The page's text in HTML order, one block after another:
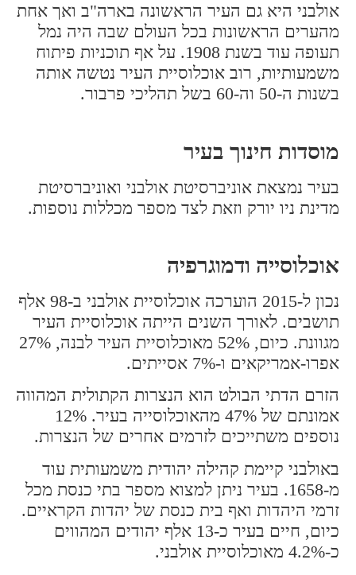
אולבני היא גם העיר הראשונה בארה"ב ואך אחת
מהערים הראשונות בכל העולם שבה היה נמל
תעופה עוד בשנת 1908. על אף תוכניות פיתוח
משמעותיות, רוב אוכלוסיית העיר נטשה אותה
בשנות ה-50 וה-60 בשל תהליכי פרבור.
מוסדות חינוך בעיר
בעיר נמצאת אוניברסיטת אולבני ואוניברסיטת
מדינת ניו יורק וזאת לצד מספר מכללות נוספות.
אוכלוסייה ודמוגרפיה
נכון ל-2015 הוערכה אוכלוסיית אולבני ב-98 אלף
תושבים. לאורך השנים הייתה אוכלוסיית העיר
מגוונת. כיום, 52% מאוכלוסיית העיר לבנה, 27%
אפרו-אמריקאים ו-7% אסייתים.
הזרם הדתי הבולט הוא הנצרות הקתולית המהווה
אמונתם של 47% מהאוכלוסייה בעיר. 12%
נוספים משתייכים לזרמים אחרים של הנצרות.
באולבני קיימת קהילה יהודית משמעותית עוד
מ-1658. בעיר ניתן למצוא מספר בתי כנסת מכל
זרמי היהדות ואף בית כנסת של יהדות הקראיים.
כיום, חיים בעיר כ-13 אלף יהודים המהווים
כ-4.2% מאוכלוסיית אולבני.